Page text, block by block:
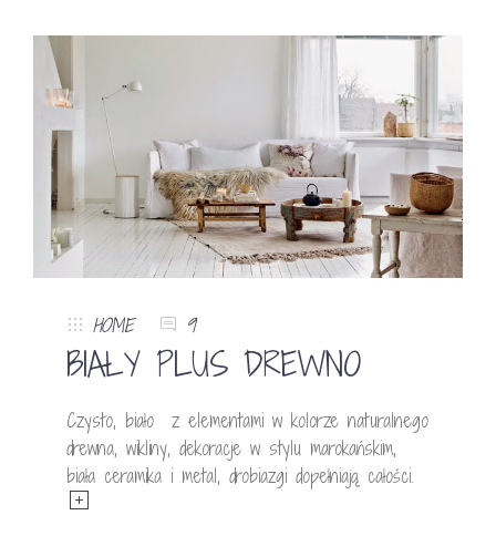
HOME 9
BIAŁY PLUS DREWNO
Czysto, biało z elementami w kolorze naturalnego
drewna, wikliny, dekoracje w stylu marokańskim,
biała ceramika i metal, drobiazgi dopełniają całości.